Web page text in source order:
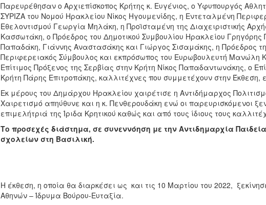
Παρευρέθησαν ο Αρχιεπίσκοπος Κρήτης κ. Ευγένιος, ο Υφυπουργός
ΣΥΡΙΖΑ του Νομού Ηρακλείου Νίκος Ηγουμενίδης, η Εντεταλμένη
Εθελοντισμού Γεωργία Μηλάκη, η Προϊσταμένη της Διαχειριστικής
Κασσωτάκη, ο Πρόεδρος του Δημοτικού Συμβουλίου Ηρακλείου
Παπαδάκη, Γιάννης Αναστασάκης και Γιώργος Σισαμάκης, η Πρόεδρος
Περιφερειακός Σύμβουλος και εκπρόσωπος του Ευρωβουλευτή Μανώλη
Επίτιμος Πρόξενος της Σερβίας στην Κρήτη Νίκος Παπαδαντωνάκης, ο
Κρήτη Πάρης Επιτροπάκης, καλλιτέχνες που συμμετέχουν στην
Εκ μέρους του Δημάρχου Ηρακλείου χαιρέτισε η Αντιδήμαρχος
Χαιρετισμό απηύθυνε και η κ. Πενθερουδάκη ενώ οι παρευρισκόμενοι
επιμελήτριά της Ίριδα Κρητικού καθώς και από τους ίδιους τους
Το προσεχές διάστημα, σε συνεννόηση με την Αντιδημαρχία
σχολείων στη Βασιλική.
Η έκθεση, η οποία θα διαρκέσει ως και τις 10 Μαρτίου του 2022,
Αθηνών – Ίδρυμα Βούρου-Ευταξία.